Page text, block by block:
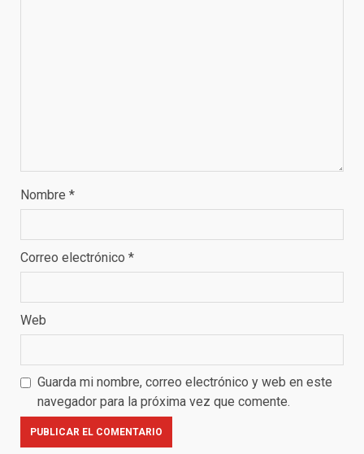
Nombre *
Correo electrónico *
Web
Guarda mi nombre, correo electrónico y web en este
navegador para la próxima vez que comente.